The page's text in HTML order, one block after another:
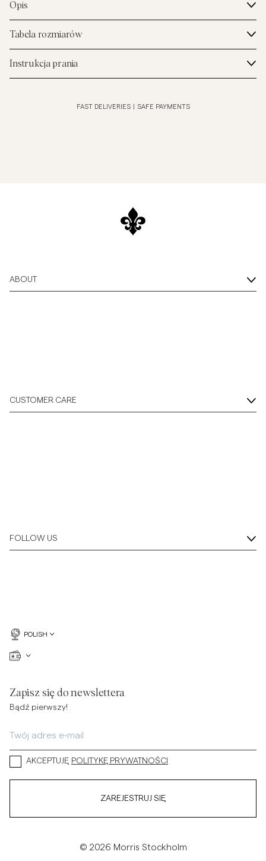
Opis
Tabela rozmiarów
Instrukcja prania
FAST DELIVERIES SAFE PAYMENTS
ABOUT
CUSTOMER CARE
FOLLOW US
POLISH
Zapisz się do newslettera
Bądź pierwszy!
AKCEPTUJĘ POLITYKĘ PRYWATNOŚCI
ZAREJESTRUJ SIĘ
© 2026 Morris Stockholm